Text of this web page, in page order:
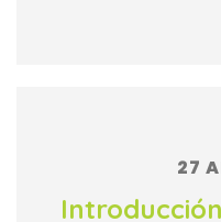
27